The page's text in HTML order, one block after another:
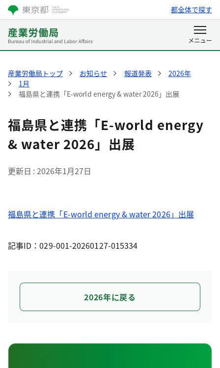
都全体で探す
産業労働局トップ お知らせ 報道発表
2026年
1月
福島県と連携「E-world energy & water 2026」出展
福島県と連携「E-world energy
& water 2026」出展
更新日 2026年1月27日
福島県と連携「E-world energy & water 2026」出展
記事ID：029-001-20260127-015334
2026年に戻る